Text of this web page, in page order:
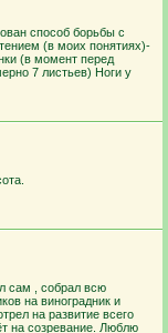
способ борьбы с
(в моих понятиях)-
(в момент перед
7 листьев) Ноги у
сам , собрал всю
на виноградник и
на развитие всего
на созревание. Люблю